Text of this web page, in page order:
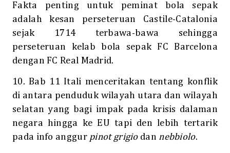
Fakta penting untuk peminat bola sepak
adalah kesan perseteruan Castile-Catalonia
sejak 1714 terbawa-bawa sehingga
perseteruan kelab bola sepak FC Barcelona
dengan FC Real Madrid.
10. Bab 11 Itali menceritakan tentang konflik
di antara penduduk wilayah utara dan wilayah
selatan yang bagi impak pada krisis dalaman
negara hingga ke EU tapi den lebih tertarik
pada info anggur pinot grigiodan nebbiolo.